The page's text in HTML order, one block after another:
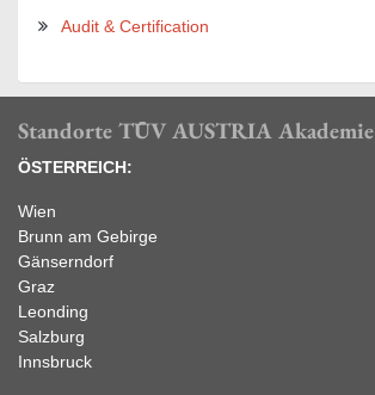
Audit & Certification
Standorte TÜV AUSTRIA Akademie
ÖSTERREICH:
Wien
Brunn am Gebirge
Gänserndorf
Graz
Leonding
Salzburg
Innsbruck